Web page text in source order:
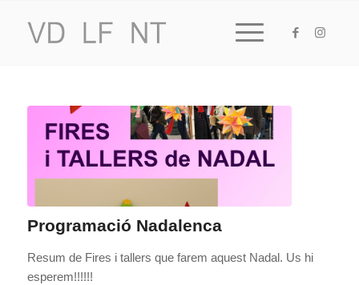
Programació Nadalenca
Resum de Fires i tallers que farem aquest Nadal. Us hi
esperem!!!!!!